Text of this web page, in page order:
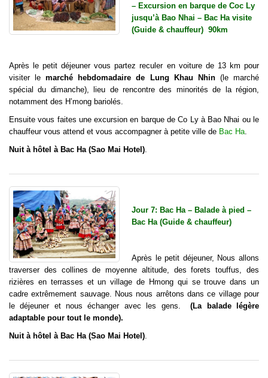
– Excursion en barque de Coc Ly
jusqu’à Bao Nhai – Bac Ha visite
(Guide & chauffeur) 90km
Après le petit déjeuner vous partez reculer en voiture de 13 km pour
visiter lemarché hebdomadaire de Lung Khau Nhin (le marché
spécial du dimanche), lieu de rencontre des minorités de la région,
notamment des H’mong bariolés.
Ensuite vous faites une excursion en barque de Co Ly à Bao Nhai ou le
chauffeur vous attend et vous accompagner à petite ville de Bac Ha
Nuit à hôtel à Bac Ha (Sao Mai Hotel)
Jour 7: Bac Ha – Balade à pied –
Bac Ha (Guide & chauffeur)
Après le petit déjeuner, Nous allons
traverser des collines de moyenne altitude, des forets touffus, des
rizières en terrasses et un village de Hmong qui se trouve dans un
cadre extrêmement sauvage. Nous nous arrêtons dans ce village pour
le déjeuner et nous échanger avec les gens.(La balade légère
adaptable pour tout le monde).
Nuit à hôtel à Bac Ha (Sao Mai Hotel)